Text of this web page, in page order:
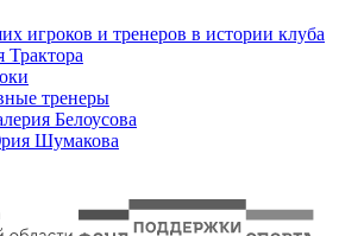
игроков и тренеров в истории клуба
Трактора
тренеры
Белоусова
Шумакова